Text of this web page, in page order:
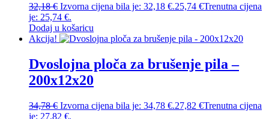
32,18€ Izvorna cijena bila je: 32,18 €.25,74 €Trenutna cijena
je: 25,74 €.
Dodaj u košaricu
Akcija!
Dvoslojna ploča za brušenje pila –
200x12x20
34,78€ Izvorna cijena bila je: 34,78 €.27,82 €Trenutna cijena
je: 27,82 €.